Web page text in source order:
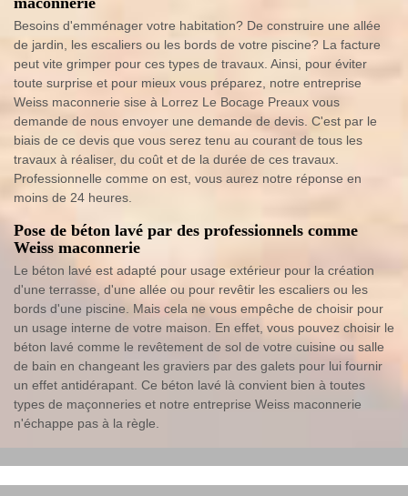
Besoins d'emménager votre habitation? De construire une allée
de jardin, les escaliers ou les bords de votre piscine? La facture
peut vite grimper pour ces types de travaux. Ainsi, pour éviter
toute surprise et pour mieux vous préparez, notre entreprise
Weiss maconnerie sise à Lorrez Le Bocage Preaux vous
demande de nous envoyer une demande de devis. C'est par le
biais de ce devis que vous serez tenu au courant de tous les
travaux à réaliser, du coût et de la durée de ces travaux.
Professionnelle comme on est, vous aurez notre réponse en
moins de 24 heures.
Pose de béton lavé par des professionnels comme
Weiss maconnerie
Le béton lavé est adapté pour usage extérieur pour la création
d'une terrasse, d'une allée ou pour revêtir les escaliers ou les
bords d'une piscine. Mais cela ne vous empêche de choisir pour
un usage interne de votre maison. En effet, vous pouvez choisir le
béton lavé comme le revêtement de sol de votre cuisine ou salle
de bain en changeant les graviers par des galets pour lui fournir
un effet antidérapant. Ce béton lavé là convient bien à toutes
types de maçonneries et notre entreprise Weiss maconnerie
n'échappe pas à la règle.